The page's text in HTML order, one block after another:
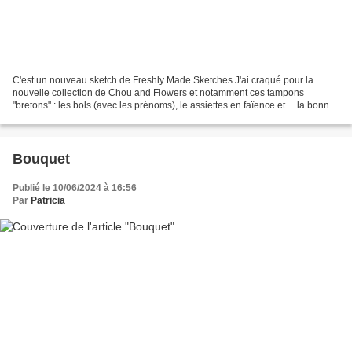
C'est un nouveau sketch de Freshly Made Sketches J'ai craqué pour la
nouvelle collection de Chou and Flowers et notamment ces tampons
"bretons" : les bols (avec les prénoms), le assiettes en faïence et ... la bonne
Bouquet
Publié le 10/06/2024 à 16:56
Par Patricia